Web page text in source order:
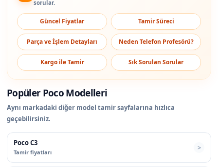
sorular.
Güncel Fiyatlar Tamir Süreci
Parça ve İşlem Detayları Neden Telefon Profesörü?
Kargo ile Tamir Sık Sorulan Sorular
Popüler Poco Modelleri
Aynı markadaki diğer model tamir sayfalarına hızlıca
geçebilirsiniz.
Poco C3
Tamir fiyatları